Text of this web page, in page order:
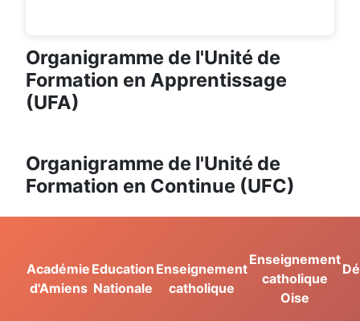
Organigramme de l'Unité de
Formation en Apprentissage
(UFA)
Organigramme de l'Unité de
Formation en Continue (UFC)
Académie
d'Amiens
Education
Nationale
Enseignement
catholique
Enseignement
catholique
Oise